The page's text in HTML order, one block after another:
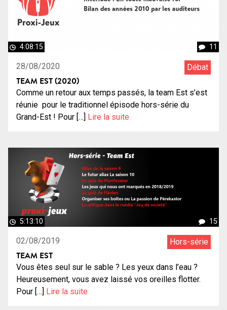
4:08:15 11
28/08/2020 Débat
TEAM EST (2020)
Comme un retour aux temps passés, la team Est s’est
réunie pour le traditionnel épisode hors-série du
Grand-Est ! Pour […]
Lire la suite
5:13:10 15
02/08/2019 Hors-série
TEAM EST
Vous êtes seul sur le sable ? Les yeux dans l’eau ?
Heureusement, vous avez laissé vos oreilles flotter.
Pour […]
Lire la suite